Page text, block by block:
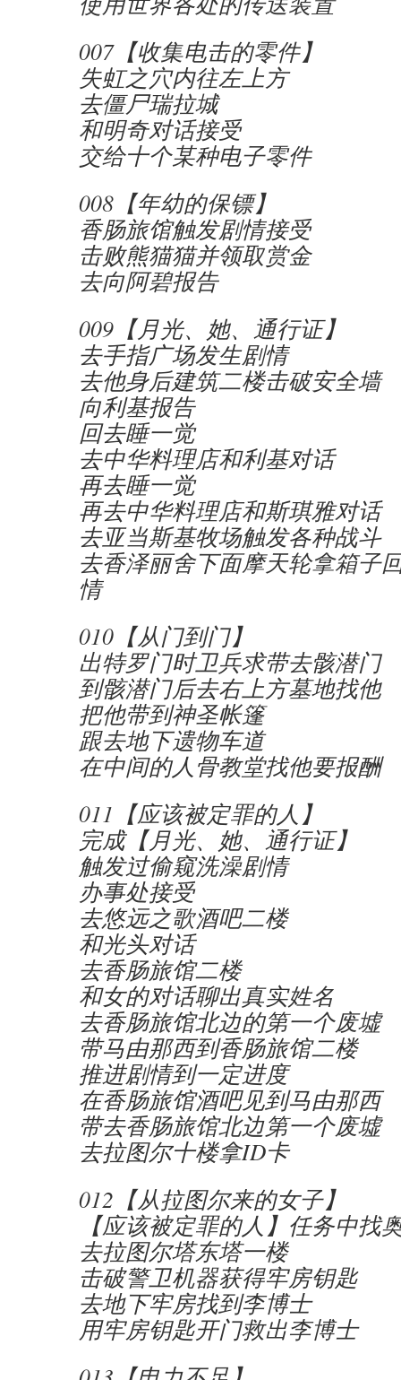
007【收集电击的零件】
失虹之穴内往左上方
去僵尸瑞拉城
和明奇对话接受
交给十个某种电子零件
008【年幼的保镖】
香肠旅馆触发剧情接受
击败熊猫猫并领取赏金
去向阿碧报告
009【月光、她、通行证】
去手指广场发生剧情
去他身后建筑二楼击破安全墙
向利基报告
回去睡一觉
去中华料理店和利基对话
再去睡一觉
再去中华料理店和斯琪雅对话
去亚当斯基牧场触发各种战斗
去香泽丽舍下面摩天轮拿箱子
情
010【从门到门】
出特罗门时卫兵求带去骸潜门
到骸潜门后去右上方墓地找他
把他带到神圣帐篷
跟去地下遗物车道
在中间的人骨教堂找他要报酬
011【应该被定罪的人】
完成【月光、她、通行证】
触发过偷窥洗澡剧情
办事处接受
去悠远之歌酒吧二楼
和光头对话
去香肠旅馆二楼
和女的对话聊出真实姓名
去香肠旅馆北边的第一个废墟
带马由那西到香肠旅馆二楼
推进剧情到一定进度
在香肠旅馆酒吧见到马由那西
带去香肠旅馆北边第一个废墟
去拉图尔十楼拿ID卡
012【从拉图尔来的女子】
【应该被定罪的人】任务中找
去拉图尔塔东塔一楼
击破警卫机器获得牢房钥匙
去地下牢房找到李博士
用牢房钥匙开门救出李博士